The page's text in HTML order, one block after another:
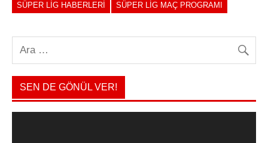
SÜPER LIG HABERLERI
SÜPER LIG MAÇ PROGRAMI
SEN DE GÖNÜL VER!
Video